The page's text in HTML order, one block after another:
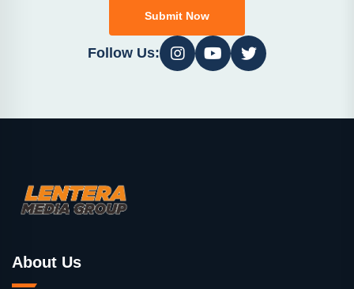
Submit Now
Follow Us:
About Us